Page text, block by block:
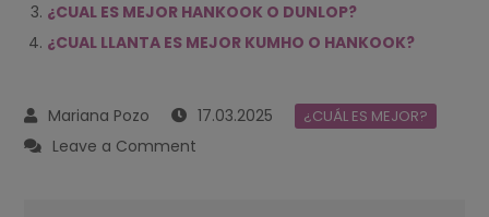
¿CUAL ES MEJOR HANKOOK O DUNLOP?
¿CUAL LLANTA ES MEJOR KUMHO O HANKOOK?
17.03.2025 ¿CUÁL ES MEJOR?
Leave a Comment